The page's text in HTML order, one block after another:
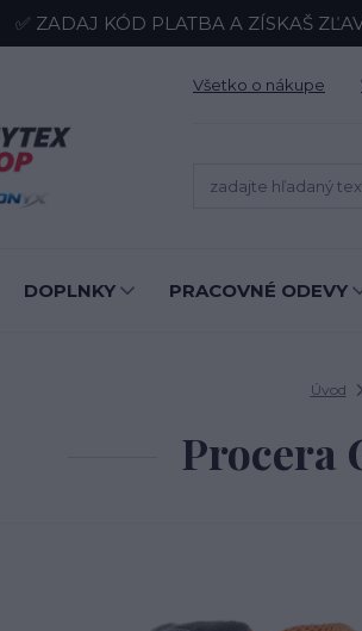
✅ ZADAJ KÓD PLATBA A ZÍSKAŠ
Všetko o nákupe
DOPLNKY PRACOVNÉ ODEVY
Úvod
Procera